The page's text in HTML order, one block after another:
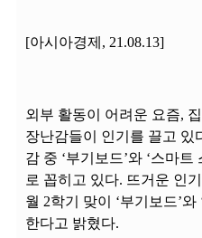
[아시아경제, 21.08.13]
외부 활동이 어려운 요즘,
장난감들이 인기를 끌고 있
감 중 ‘부기보드’와 ‘스마
로 꼽히고 있다. 뜨거운 인
월 2학기 맞이 ‘부기보드’
한다고 밝혔다.